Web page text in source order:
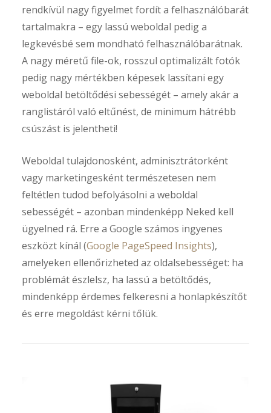
rendkívül nagy figyelmet fordít a felhasználóbarát
tartalmakra – egy lassú weboldal pedig a
legkevésbé sem mondható felhasználóbarátnak.
A nagy méretű file-ok, rosszul optimalizált fotók
pedig nagy mértékben képesek lassítani egy
weboldal betöltődési sebességét – amely akár a
ranglistáról való eltűnést, de minimum hátrébb
csúszást is jelentheti!
Weboldal tulajdonosként, adminisztrátorként
vagy marketingesként természetesen nem
feltétlen tudod befolyásolni a weboldal
sebességét – azonban mindenképp Neked kell
ügyelned rá. Erre a Google számos ingyenes
eszközt kínál (Google PageSpeed Insights),
amelyeken ellenőrizheted az oldalsebességet: ha
problémát észlelsz, ha lassú a betöltődés,
mindenképp érdemes felkeresni a honlapkészítőt
és erre megoldást kérni tőlük.